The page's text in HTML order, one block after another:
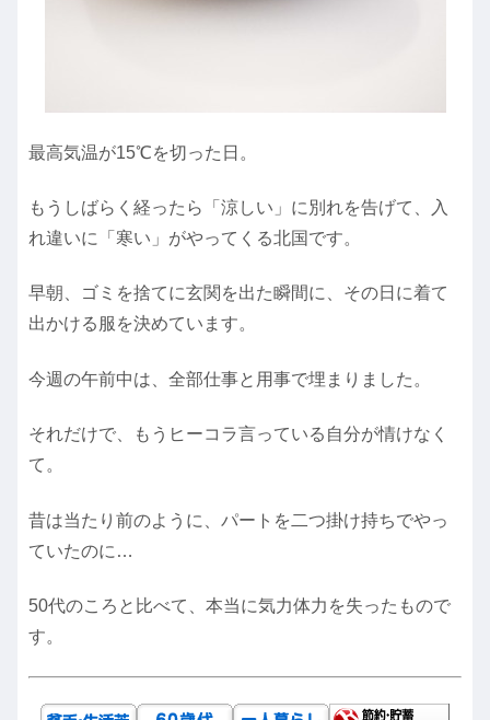
最高気温が15℃を切った日。
もうしばらく経ったら「涼しい」に別れを告げて、入
れ違いに「寒い」がやってくる北国です。
早朝、ゴミを捨てに玄関を出た瞬間に、その日に着て
出かける服を決めています。
今週の午前中は、全部仕事と用事で埋まりました。
それだけで、もうヒーコラ言っている自分が情けなく
て。
昔は当たり前のように、パートを二つ掛け持ちでやっ
ていたのに…
50代のころと比べて、本当に気力体力を失ったもので
す。